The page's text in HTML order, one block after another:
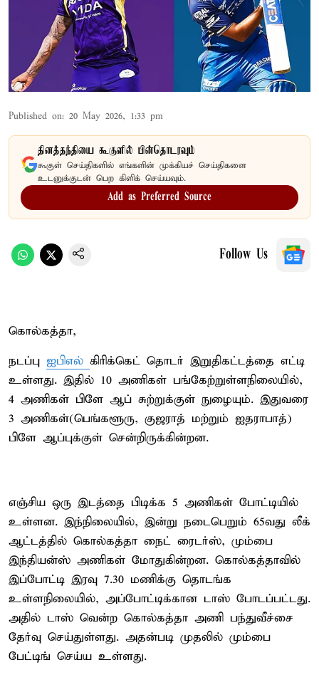
Published on: 20 May 2026, 1:33 pm
தினத்தந்தியை கூகுளில் பின்தொடரவும்
கூகுள் செய்திகளில் எங்களின் முக்கியச் செய்திகளை
உடனுக்குடன் பெற கிளிக் செய்யவும்.
Add as Preferred Source
Follow Us
கொல்கத்தா,
நடப்பு ஐபிஎல் கிரிக்கெட் தொடர் இறுதிகட்டத்தை எட்டி
உள்ளது. இதில் 10 அணிகள் பங்கேற்றுள்ளநிலையில்,
4 அணிகள் பிளே ஆப் சுற்றுக்குள் நுழையும். இதுவரை
3 அணிகள்(பெங்களூரு, குஜராத் மற்றும் ஐதராபாத்)
பிளே ஆப்புக்குள் சென்றிருக்கின்றன.
எஞ்சிய ஒரு இடத்தை பிடிக்க 5 அணிகள் போட்டியில்
உள்ளன. இந்நிலையில், இன்று நடைபெறும் 65வது லீக்
ஆட்டத்தில் கொல்கத்தா நைட் ரைடர்ஸ், மும்பை
இந்தியன்ஸ் அணிகள் மோதுகின்றன. கொல்கத்தாவில்
இப்போட்டி இரவு 7.30 மணிக்கு தொடங்க
உள்ளநிலையில், அப்போட்டிக்கான டாஸ் போடப்பட்டது.
அதில் டாஸ் வென்ற கொல்கத்தா அணி பந்துவீச்சை
தேர்வு செய்துள்ளது. அதன்படி முதலில் மும்பை
பேட்டிங் செய்ய உள்ளது.